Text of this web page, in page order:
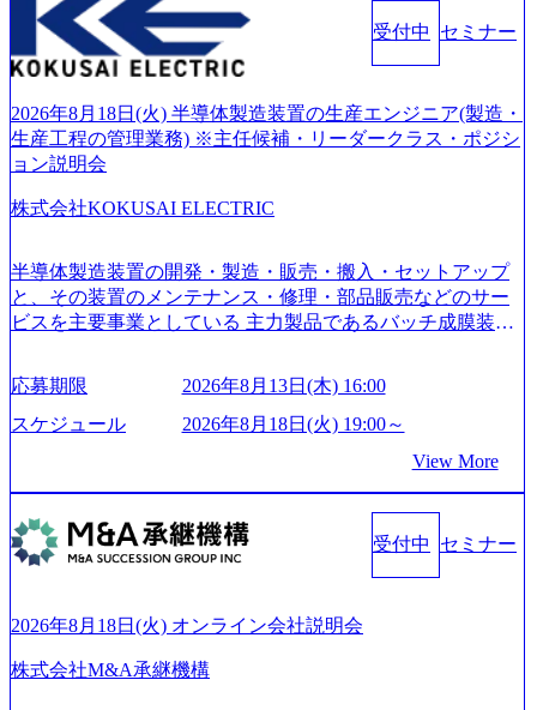
務改善、実行支援などのコンサルティングサービスを一気
通貫で提供するのが特徴（いわゆる総合コンサルティング
ファーム） 社名の由来は”DXエリアにSpir（槍）を指して
ていく”という位置づけ 一昔前は金融が強い企業として認知
されていたが、現在金融の売上割合は全体の3割。現在はTo
C事業を始め、パブリック、製造業、通信、エンタメ、教
はあるが、社員の興味のある分野やスキルを活用したいな
着けたい方でも幅広に経験を積みたい方でも、キャリア形
成が柔軟に可能な環境である。 https://storage.googleapis.com/
our-vision-production.appspot.com/public/images/20240925204135
_93b1bff3-f71c-4bc9-8bd9-72a8a4826007_1200x554.webp https://
mages/20250502152751_46c65543-87ef-4e86-a85a-8649e1c532f9
_956x512.webp https://storage.googleapis.com/our-vision-producti
on.appspot.com/public/images/20250502152804_ba6aaa1a-9ffc-4f
m/our-vision-production.appspot.com/public/images/202505021528
ンプレクス社は、FinTech領域に強みを持つITコンサルティ
ング会社で、NRI、NTTDATAと同じく世界のFinTech Ranki
ngsTop 100企業にも選出されている。ITコンサルティング、
特長 ビジネスへの深い理解を持つコンサルタントが集うXs
pearと、最先端テクノロジーに深い知見を持つシンプレクス
社またはグループ会社との協力体制を築いている Xspear社
受付中 セミナー
2026年8月18日(火) 半導体製造装置の生産エンジニア(製造・
生産工程の管理業務) ※主任候補・リーダークラス・ポジシ
ョン説明会
株式会社KOKUSAI ELECTRIC
半導体製造装置の開発・製造・販売・搬入・セットアップ
と、その装置のメンテナンス・修理・部品販売などのサー
ビスを主要事業としている 主力製品であるバッチ成膜装置
世界トップクラスのシェアを有している 技術と対話を通じ
て未来を創造し、社会課題の解決に貢献することを目指し
ている Mission:私たちの技術/私たちの対話 Vision:夢を未来
話 IoT社会の浸透、AIの加速等により半導体需要は世界中で
急伸長しており、それに伴い半導体製造装置の需要も伸長
中 https://storage.googleapis.com/our-vision-production.appspot.co
m/public/images/20260224131045_0fee4978-bb25-43a7-a367-542
6b95cd599_1200x543.webp https://storage.googleapis.com/our-visi
cb8-329e-4a45-a8f5-73d9728b2cd7_1200x486.webp https://storag
e.googleapis.com/our-vision-production.appspot.com/public/image
s/20260224131100_d8b3379f-6e64-4566-aea4-924f21977d35_120
0x460.webp https://storage.googleapis.com/our-vision-production.a
応募期限
2026年8月13日(木) 16:00
スケジュール
2026年8月18日(火) 19:00～
View More
受付中 セミナー
2026年8月18日(火) オンライン会社説明会
株式会社M&A承継機構